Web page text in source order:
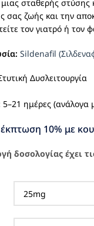
σταθερής στύσης
σας ζωής και την
τον γιατρό ή
Sildenafil
Δυσλειτουργία
5–21 ημέρες (ανάλογα
10% με
δοσολογίας έχει